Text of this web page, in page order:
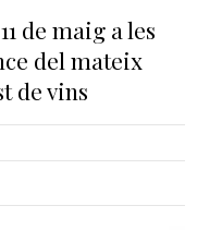
de maig a les
del mateix
de vins